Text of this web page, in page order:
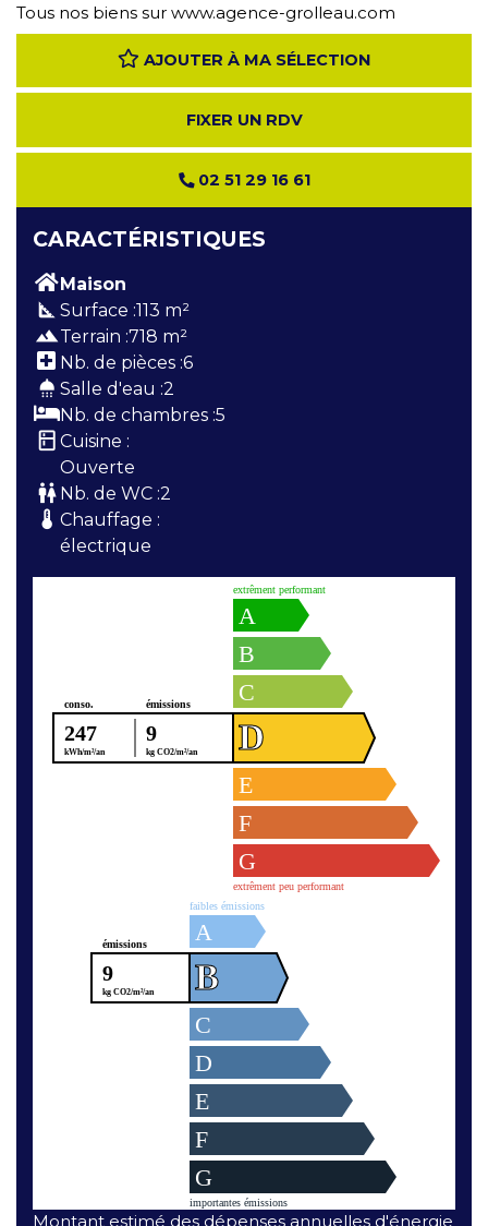
Tous nos biens sur www.agence-grolleau.com
AJOUTER À MA SÉLECTION
FIXER UN RDV
02 51 29 16 61
CARACTÉRISTIQUES
Maison
square_foot Surface :113 m²
terrainTerrain :718 m²
Nb. de pièces :6
shower Salle d'eau :2
Nb. de chambres :5
kitchen Cuisine :
Ouverte
wc Nb. de WC :2
thermostat Chauffage :
électrique
Montant estimé des dépenses annuelles d'énergie